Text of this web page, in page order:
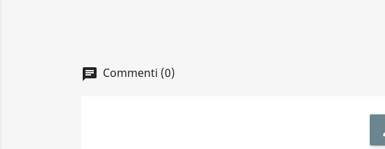
Commenti (0)